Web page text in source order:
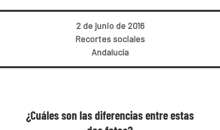
2 de junio de 2016
Recortes sociales
Andalucía
¿Cuáles son las diferencias entre estas